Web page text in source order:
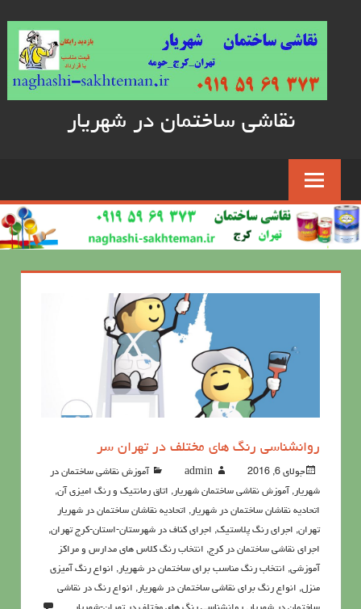
نقاشی ساختمان در شهریار
روانشناسي رنگ هاي مختلف در تهران سر
جولای 6, 2016 admin
آموزش نقاشی ساختمان در
شهریار , آموزش نقاشی ساختمان شهریار , اتاق رمانتیک و رنگ امیزی آن,
اتحادیه نقاشان ساختمان در شهریار , اتحادیه نقاشان ساختمان در شهریار
تهران, اجرای رنگ پلاستیک, اجرای کناف در شهرستان-استان-کرج تهران,
اجرای نقاشی ساختمان در کرج, انتخاب رنگ کلاس های مدارس و مراکز
آموزشی, انتخاب رنگ مناسب برای ساختمان در شهریار , انواع رنگ آمیزی
منزل, انواع رنگ برای نقاشی ساختمان در شهریار , انواع رنگ در نقاشی